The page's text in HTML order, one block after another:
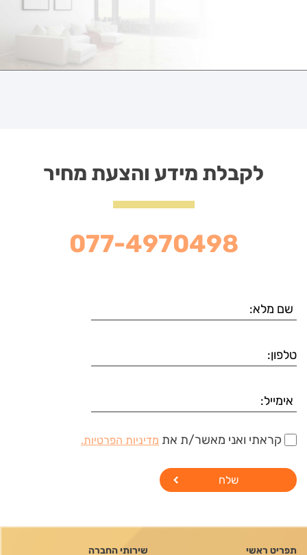
לקבלת מידע והצעת מחיר
077-4970498
קראתי ואני מאשר/ת את מדיניות הפרטיות.
תפריט ראשי
שירותי החברה